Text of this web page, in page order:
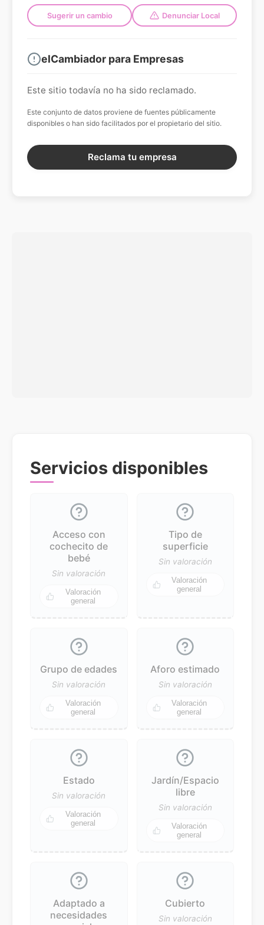
Sugerir un cambio Denunciar Local
elCambiador para Empresas
Este sitio todavía no ha sido reclamado.
Este conjunto de datos proviene de fuentes públicamente
disponibles o han sido facilitados por el propietario del sitio.
Reclama tu empresa
Servicios disponibles
Acceso con
cochecito de
bebé
Sin valoración
Valoración
general
Tipo de
superficie
Sin valoración
Valoración
general
Grupo de edades
Sin valoración
Valoración
general
Aforo estimado
Sin valoración
Valoración
general
Estado
Sin valoración
Valoración
general
Jardín/Espacio
libre
Sin valoración
Valoración
general
Adaptado a
necesidades
Cubierto
Sin valoración